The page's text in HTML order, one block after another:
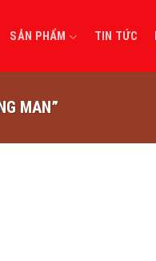
SẢN PHẨM TIN TỨC
MAN”